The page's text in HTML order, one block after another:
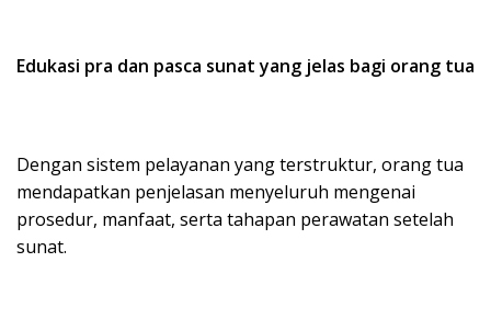
Edukasi pra dan pasca sunat yang jelas bagi orang tua
Dengan sistem pelayanan yang terstruktur, orang tua
mendapatkan penjelasan menyeluruh mengenai
prosedur, manfaat, serta tahapan perawatan setelah
sunat.